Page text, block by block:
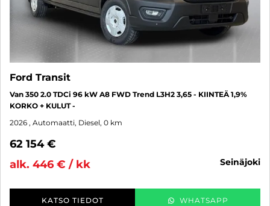
Ford Transit
Van 350 2.0 TDCi 96 kW A8 FWD Trend L3H2 3,65 - KIINTEÄ 1,9%
KORKO + KULUT -
2026 , Automaatti, Diesel, 0 km
62 154 €
alk. 446 € / kk
seinäjoki
KATSO TIEDOT WHATSAPP